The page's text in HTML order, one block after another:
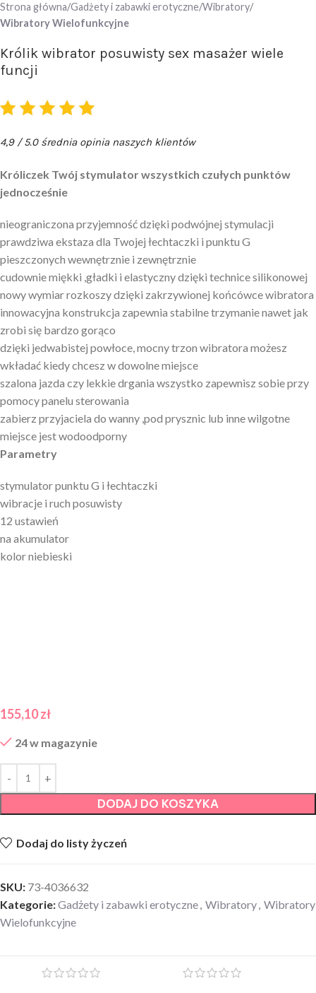
Strona główna Gadżety i zabawki erotyczne Wibratory
Wibratory Wielofunkcyjne
Królik wibrator posuwisty sex masażer wiele
funcji
4,9 / 5.0 średnia opinia naszych klientów
Króliczek Twój stymulator wszystkich czułych punktów
jednocześnie
nieograniczona przyjemność dzięki podwójnej stymulacji
prawdziwa ekstaza dla Twojej łechtaczki i punktu G
pieszczonych wewnętrznie i zewnętrznie
cudownie miękki ,gładki i elastyczny dzięki technice silikonowej
nowy wymiar rozkoszy dzięki zakrzywionej końcówce wibratora
innowacyjna konstrukcja zapewnia stabilne trzymanie nawet jak
zrobi się bardzo gorąco
dzięki jedwabistej powłoce, mocny trzon wibratora możesz
wkładać kiedy chcesz w dowolne miejsce
szalona jazda czy lekkie drgania wszystko zapewnisz sobie przy
pomocy panelu sterowania
zabierz przyjaciela do wanny ,pod prysznic lub inne wilgotne
miejsce jest wodoodporny
Parametry
stymulator punktu G i łechtaczki
wibracje i ruch posuwisty
12 ustawień
na akumulator
kolor niebieski
155,10zł
24 w magazynie
DODAJ DO KOSZYKA
Dodaj do listy życzeń
SKU: 73-4036632
Kategorie:Gadżety i zabawki erotyczne, Wibratory, Wibratory
Wielofunkcyjne